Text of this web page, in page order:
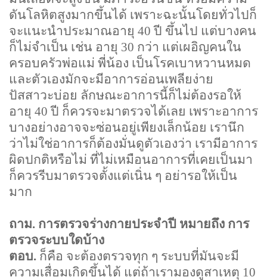
ดันโลหิตสูงมากขึ้นได้ เพราะฉะนั้นโดยทั่วไปก็
จะแนะนำประมาณอายุ 40ปี ขึ้นไป แต่บางคน
ก็ไม่จำเป็น เช่น อายุ 30 กว่า แต่เผอิญคนใน
ครอบครัวพ่อแม่ พี่น้อง เป็นโรคเบาหวานหมด
และตัวเองมักจะมีอาการอ่อนเพลียง่าย
ปัสสาวะบ่อย ลักษณะอาการนี้ก็ไม่ต้องรอให้
อายุ 40ปี ก็ควรจะมาตรวจได้เลย เพราะอาการ
บางอย่างอาจจะซ่อนอยู่เพียงเล็กน้อย เรานึก
ว่าไม่ใช่อาการก็ต้องมั่นดูตัวเองว่า เรามีอาการ
ผิดปกติหรือไม่ ที่ไม่เหมือนอาการที่เคยเป็นมา
ก็ควรรีบมาตรวจตั้งแต่เนิ่น ๆ อย่ารอให้เป็น
มาก
ถาม. การตรวจร่างกายประจำปี หมายถึง การ
ตรวจระบบใดบ้าง
ตอบ. ก็คือ จะต้องตรวจทุก ๆ ระบบที่มันจะมี
ความเสื่อมเกิดขึ้นได้ แต่ถ้าเรามองดูสาเหตุ 10